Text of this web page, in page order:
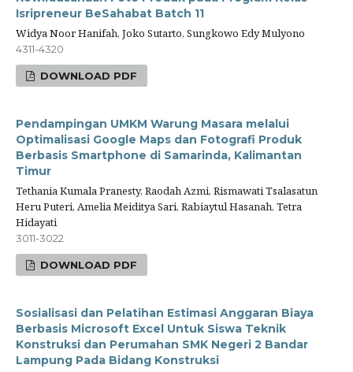
Isripreneur BeSahabat Batch 11
Widya Noor Hanifah, Joko Sutarto, Sungkowo Edy Mulyono
4311-4320
DOWNLOAD PDF
Pendampingan UMKM Warung Masara melalui
Optimalisasi Google Maps dan Fotografi Produk
Berbasis Smartphone di Samarinda, Kalimantan
Timur
Tethania Kumala Pranesty, Raodah Azmi, Rismawati Tsalasatun
Heru Puteri, Amelia Meiditya Sari, Rabiaytul Hasanah, Tetra
Hidayati
3011-3022
DOWNLOAD PDF
Sosialisasi dan Pelatihan Estimasi Anggaran Biaya
Berbasis Microsoft Excel Untuk Siswa Teknik
Konstruksi dan Perumahan SMK Negeri 2 Bandar
Lampung Pada Bidang Konstruksi